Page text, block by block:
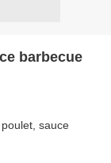
barbecue